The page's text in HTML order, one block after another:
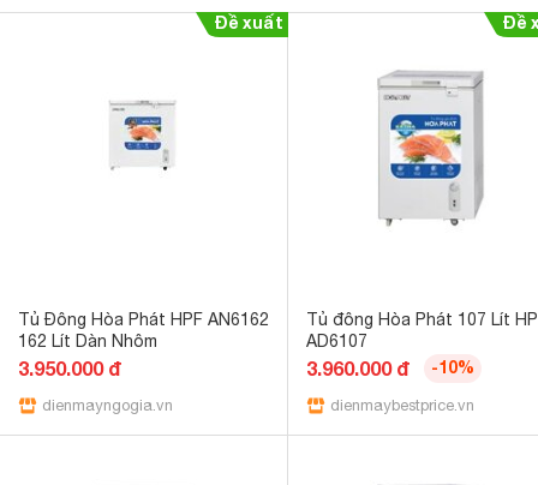
Tủ Đông Hòa Phát HPF AN6162
162 Lít Dàn Nhôm
3.950.000 đ
dienmayngogia.vn
Tủ đông Hòa Phát 107 Lít
AD6107
3.960.000 đ -10%
dienmaybestprice.vn